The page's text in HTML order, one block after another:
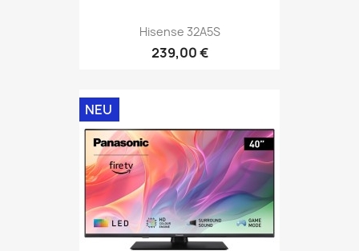
Hisense 32A5S
239,00 €
NEU